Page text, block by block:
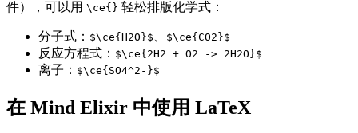
件），可以用 \ce{} 轻松排版化学式：
分子式： $\ce{H2O}$ $\ce{CO2}$
反应方程式： $\ce{2H2 + O2 -> 2H2O}$
离子： $\ce{SO4^2-}$
在 Mind Elixir 中使用 LaTeX